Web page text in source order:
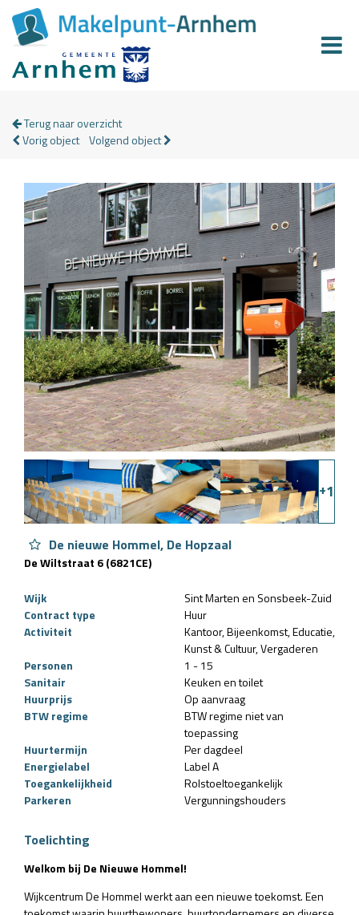
Terug naar overzicht
Vorig object Volgend object
+1
De nieuwe Hommel, De Hopzaal
De Wiltstraat 6 (6821CE)
Wijk
Sint Marten en Sonsbeek-Zuid
Contract type
Huur
Activiteit
Kantoor Bijeenkomst Educatie
Kunst & Cultuur Vergaderen
Personen
1 - 15
Sanitair
Keuken en toilet
Huurprijs
Op aanvraag
BTW regime
BTW regime niet van
toepassing
Huurtermijn
Per dagdeel
Energielabel
Label A
Toegankelijkheid
Rolstoeltoegankelijk
Parkeren
Vergunningshouders
Toelichting
Welkom bij De Nieuwe Hommel!
Wijkcentrum De Hommel werkt aan een nieuwe toekomst. Een